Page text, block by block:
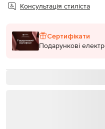
Консультація стиліста
Сертифікати
Подарункові